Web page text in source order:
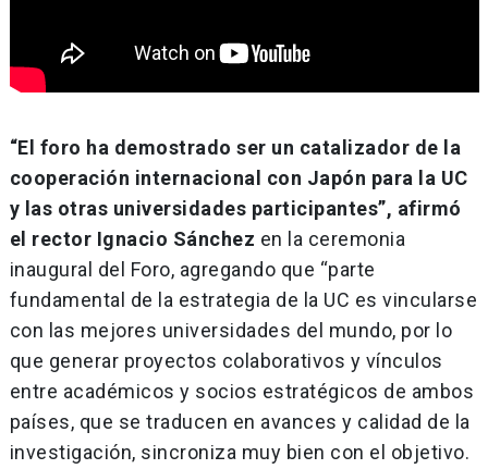
“El foro ha demostrado ser un catalizador de la
cooperación internacional con Japón para la UC
y las otras universidades participantes”, afirmó
el rector Ignacio Sánchez en la ceremonia
inaugural del Foro, agregando que “parte
fundamental de la estrategia de la UC es vincularse
con las mejores universidades del mundo, por lo
que generar proyectos colaborativos y vínculos
entre académicos y socios estratégicos de ambos
países, que se traducen en avances y calidad de la
investigación, sincroniza muy bien con el objetivo.